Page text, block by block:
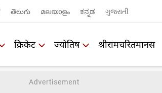
తెలుగు മലയാളം ಕನ್ನಡ ગુજરાતી
क्रिकेट ज्योतिष श्रीरामचरितमानस